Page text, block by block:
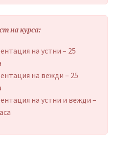
на курса:
на устни – 25
на вежди – 25
на устни и вежди –